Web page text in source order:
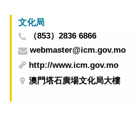
文化局
（853）2836 6866
webmaster@icm.gov.mo
http://www.icm.gov.mo
澳門塔石廣場文化局大樓